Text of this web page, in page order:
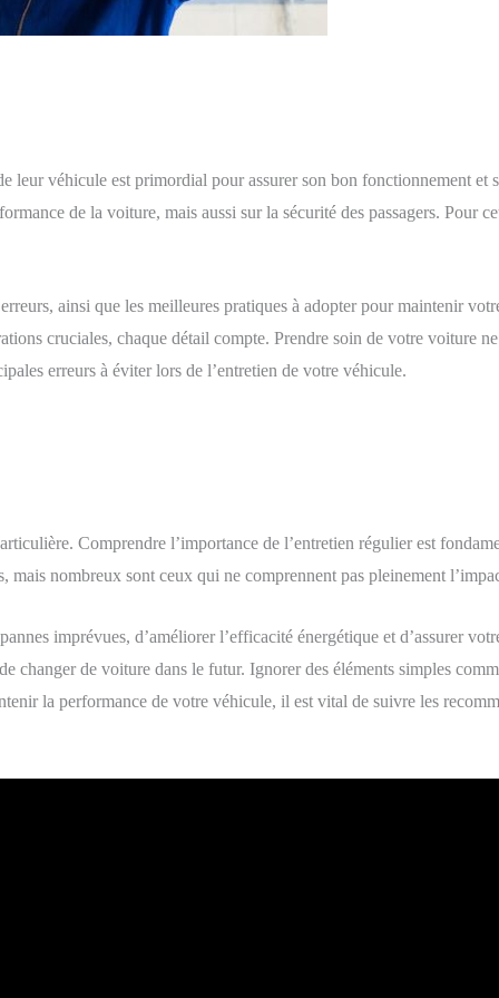
leur véhicule est primordial pour assurer son bon fonctionnement et
de la voiture, mais aussi sur la sécurité des passagers. Pour
ainsi que les meilleures pratiques à adopter pour maintenir
cruciales, chaque détail compte. Prendre soin de votre voiture
erreurs à éviter lors de l’entretien de votre véhicule.
Comprendre l’importance de l’entretien régulier est
mais nombreux sont ceux qui ne comprennent pas pleinement
imprévues, d’améliorer l’efficacité énergétique et d’assurer
changer de voiture dans le futur. Ignorer des éléments simples
la performance de votre véhicule, il est vital de suivre les